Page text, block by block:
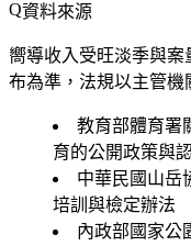
資料來源
嚮導收入受旺淡季與
布為準，法規以主管機
教育部體育署
育的公開政策與
中華民國山岳
培訓與檢定辦法
內政部國家公